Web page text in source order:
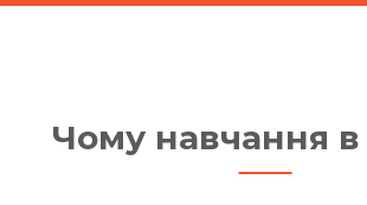
Чому навчання в